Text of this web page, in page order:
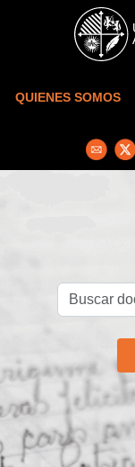
Skip to main content
QUIENES SOMOS